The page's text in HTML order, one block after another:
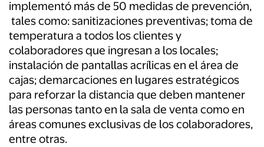
implementó más de 50 medidas de prevención,
tales como: sanitizaciones preventivas; toma de
temperatura a todos los clientes y
colaboradores que ingresan a los locales;
instalación de pantallas acrílicas en el área de
cajas; demarcaciones en lugares estratégicos
para reforzar la distancia que deben mantener
las personas tanto en la sala de venta como en
áreas comunes exclusivas de los colaboradores,
entre otras.